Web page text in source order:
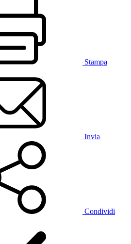
Stampa
Invia
Condividi